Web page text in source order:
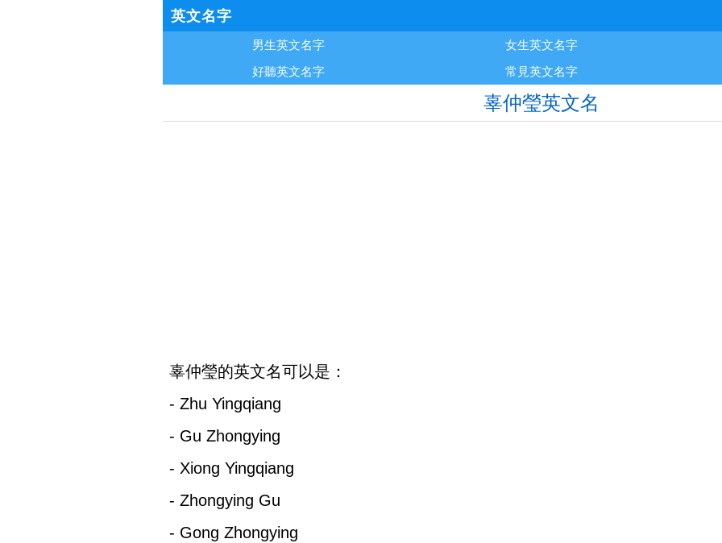
英文名字
男生英文名字
女生英文名字
好聽英文名字
常見英文名字
辜仲瑩英文名
辜仲瑩的英文名可以是：
- Zhu Yingqiang
- Gu Zhongying
- Xiong Yingqiang
- Zhongying Gu
- Gong Zhongying